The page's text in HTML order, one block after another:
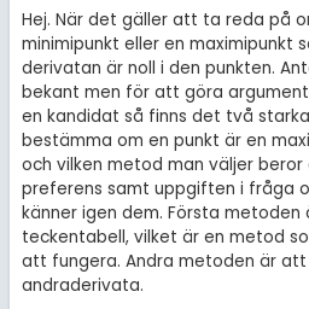
Hej. När det gäller att ta reda på
minimipunkt eller en maximipunkt
derivatan är noll i den punkten.
bekant men för att göra
en kandidat så finns det två
bestämma om en punkt är en
och vilken metod man väljer
preferens samt uppgiften i fråga
känner igen dem. Första
teckentabell, vilket är en metod
att fungera. Andra metoden är att
andraderivata.
4
5
högskolan
(mattedelen)
diskussioner
språk
ämnen
diskussioner